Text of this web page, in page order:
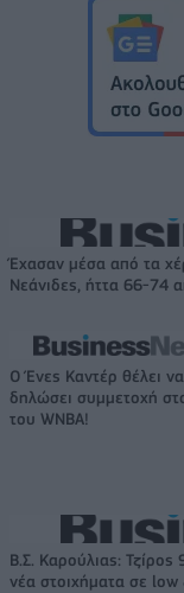
Έχασαν μέσα από τα
Νεάνιδες, ήττα 66-74
Ο Ένες Καντέρ θέλει να
δηλώσει συμμετοχή
του WNBA!
Β.Σ. Καρούλιας:
νέα στοιχήματα σε